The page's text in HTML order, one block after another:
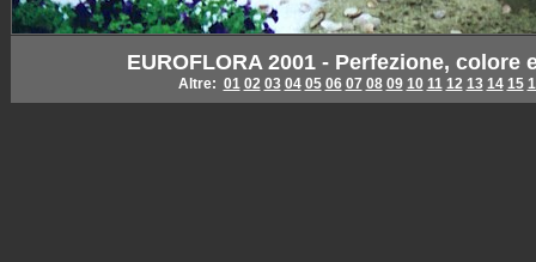
EUROFLORA 2001 - Perfezione,
Altre: 01 02 03 04 05 06 07 08 09 10 11 12 13 14 15